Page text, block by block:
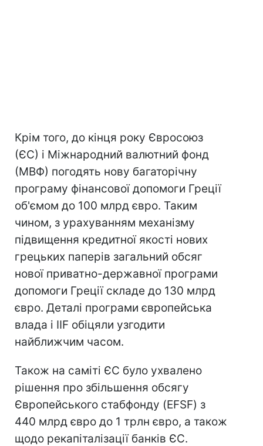
Крім того, до кінця року Євросоюз
(ЄС) і Міжнародний валютний фонд
(МВФ) погодять нову багаторічну
програму фінансової допомоги Греції
об'ємом до 100 млрд євро. Таким
чином, з урахуванням механізму
підвищення кредитної якості нових
грецьких паперів загальний обсяг
нової приватно-державної програми
допомоги Греції складе до 130 млрд
євро. Деталі програми європейська
влада і IIF обіцяли узгодити
найближчим часом.
Також на саміті ЄС було ухвалено
рішення про збільшення обсягу
Європейського стабфонду (EFSF) з
440 млрд євро до 1 трлн євро, а також
щодо рекапіталізації банків ЄС.